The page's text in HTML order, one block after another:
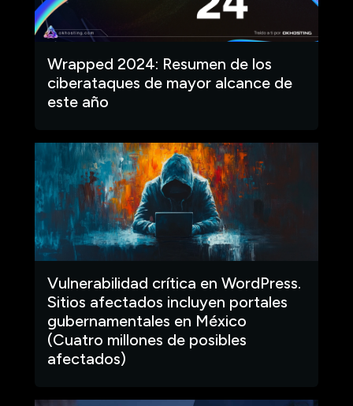
Wrapped 2024: Resumen de los
ciberataques de mayor alcance de
este año
Vulnerabilidad crítica en WordPress.
Sitios afectados incluyen portales
gubernamentales en México
(Cuatro millones de posibles
afectados)